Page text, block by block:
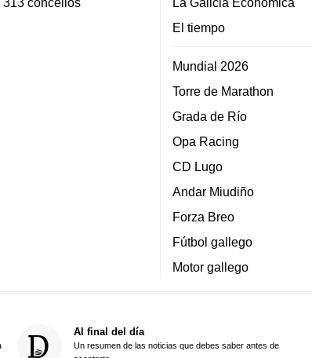
El tiempo
Mundial 2026
Torre de Marathon
Grada de Río
Opa Racing
CD Lugo
Andar Miudiño
Forza Breo
Fútbol gallego
Motor gallego
Al final del día
Un resumen de las noticias que debes saber antes de